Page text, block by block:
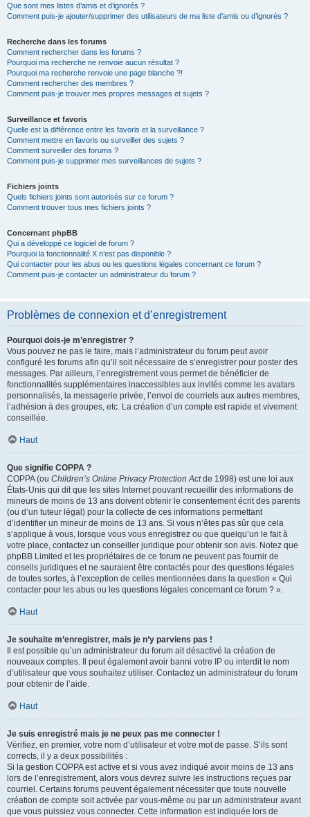
Que sont mes listes d’amis et d’ignorés ?
Comment puis-je ajouter/supprimer des utilisateurs de ma liste d’amis ou d’ignorés ?
Recherche dans les forums
Comment rechercher dans les forums ?
Pourquoi ma recherche ne renvoie aucun résultat ?
Pourquoi ma recherche renvoie une page blanche ?!
Comment rechercher des membres ?
Comment puis-je trouver mes propres messages et sujets ?
Surveillance et favoris
Quelle est la différence entre les favoris et la surveillance ?
Comment mettre en favoris ou surveiller des sujets ?
Comment surveiller des forums ?
Comment puis-je supprimer mes surveillances de sujets ?
Fichiers joints
Quels fichiers joints sont autorisés sur ce forum ?
Comment trouver tous mes fichiers joints ?
Concernant phpBB
Qui a développé ce logiciel de forum ?
Pourquoi la fonctionnalité X n’est pas disponible ?
Qui contacter pour les abus ou les questions légales concernant ce forum ?
Comment puis-je contacter un administrateur du forum ?
Problèmes de connexion et d’enregistrement
Pourquoi dois-je m’enregistrer ?
Vous pouvez ne pas le faire, mais l’administrateur du forum peut avoir
configuré les forums afin qu’il soit nécessaire de s’enregistrer pour poster des
messages. Par ailleurs, l’enregistrement vous permet de bénéficier de
fonctionnalités supplémentaires inaccessibles aux invités comme les avatars
personnalisés, la messagerie privée, l’envoi de courriels aux autres membres,
l’adhésion à des groupes, etc. La création d’un compte est rapide et vivement
conseillée.
Haut
Que signifie COPPA ?
COPPA (ou Children’s Online Privacy Protection Actde 1998) est une loi aux
États-Unis qui dit que les sites Internet pouvant recueillir des informations de
mineurs de moins de 13 ans doivent obtenir le consentement écrit des parents
(ou d’un tuteur légal) pour la collecte de ces informations permettant
d’identifier un mineur de moins de 13 ans. Si vous n’êtes pas sûr que cela
s’applique à vous, lorsque vous vous enregistrez ou que quelqu’un le fait à
votre place, contactez un conseiller juridique pour obtenir son avis. Notez que
phpBB Limited et les propriétaires de ce forum ne peuvent pas fournir de
conseils juridiques et ne sauraient être contactés pour des questions légales
de toutes sortes, à l’exception de celles mentionnées dans la question « Qui
contacter pour les abus ou les questions légales concernant ce forum ? ».
Haut
Je souhaite m’enregistrer, mais je n’y parviens pas !
Il est possible qu’un administrateur du forum ait désactivé la création de
nouveaux comptes. Il peut également avoir banni votre IP ou interdit le nom
d’utilisateur que vous souhaitez utiliser. Contactez un administrateur du forum
pour obtenir de l’aide.
Haut
Je suis enregistré mais je ne peux pas me connecter !
Vérifiez, en premier, votre nom d’utilisateur et votre mot de passe. S’ils sont
corrects, il y a deux possibilités :
Si la gestion COPPA est active et si vous avez indiqué avoir moins de 13 ans
lors de l’enregistrement, alors vous devrez suivre les instructions reçues par
courriel. Certains forums peuvent également nécessiter que toute nouvelle
création de compte soit activée par vous-même ou par un administrateur avant
que vous puissiez vous connecter. Cette information est indiquée lors de